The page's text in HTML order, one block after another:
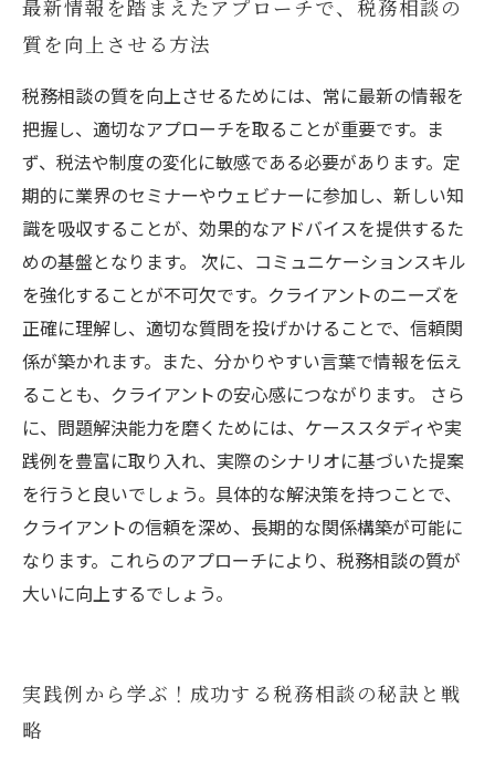
最新情報を踏まえたアプローチで、税務相談の
質を向上させる方法
税務相談の質を向上させるためには、常に最新の情報を
把握し、適切なアプローチを取ることが重要です。ま
ず、税法や制度の変化に敏感である必要があります。定
期的に業界のセミナーやウェビナーに参加し、新しい知
識を吸収することが、効果的なアドバイスを提供するた
めの基盤となります。 次に、コミュニケーションスキル
を強化することが不可欠です。クライアントのニーズを
正確に理解し、適切な質問を投げかけることで、信頼関
係が築かれます。また、分かりやすい言葉で情報を伝え
ることも、クライアントの安心感につながります。 さら
に、問題解決能力を磨くためには、ケーススタディや実
践例を豊富に取り入れ、実際のシナリオに基づいた提案
を行うと良いでしょう。具体的な解決策を持つことで、
クライアントの信頼を深め、長期的な関係構築が可能に
なります。これらのアプローチにより、税務相談の質が
大いに向上するでしょう。
実践例から学ぶ！成功する税務相談の秘訣と戦
略